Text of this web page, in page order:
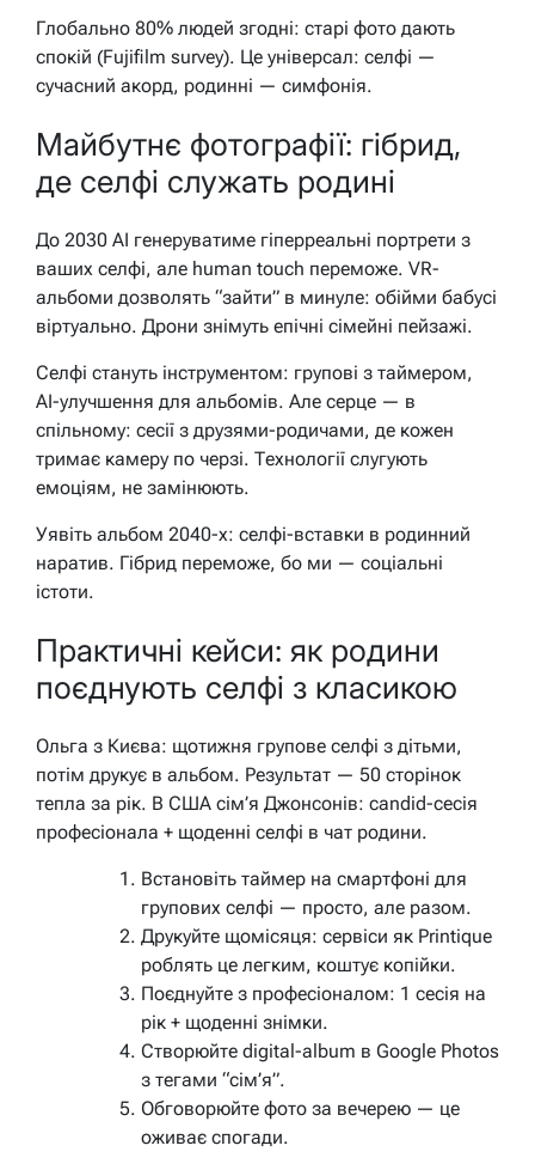
Глобально 80% людей згодні: старі фото дають
спокій (Fujifilm survey). Це універсал: селфі —
сучасний акорд, родинні — симфонія.
Майбутнє фотографії: гібрид,
де селфі служать родині
До 2030 AI генеруватиме гіперреальні портрети з
ваших селфі, але human touch переможе. VR-
альбоми дозволять “зайти” в минуле: обійми бабусі
віртуально. Дрони знімуть епічні сімейні пейзажі.
Селфі стануть інструментом: групові з таймером,
AI-улучшення для альбомів. Але серце — в
спільному: сесії з друзями-родичами, де кожен
тримає камеру по черзі. Технології слугують
емоціям, не замінюють.
Уявіть альбом 2040-х: селфі-вставки в родинний
наратив. Гібрид переможе, бо ми — соціальні
істоти.
Практичні кейси: як родини
поєднують селфі з класикою
Ольга з Києва: щотижня групове селфі з дітьми,
потім друкує в альбом. Результат — 50 сторінок
тепла за рік. В США сім’я Джонсонів: candid-сесія
професіонала + щоденні селфі в чат родини.
Встановіть таймер на смартфоні для
групових селфі — просто, але разом.
Друкуйте щомісяця: сервіси як Printique
роблять це легким, коштує копійки.
Поєднуйте з професіоналом: 1 сесія на
рік + щоденні знімки.
Створюйте digital-album в Google Photos
з тегами “сім’я”.
Обговорюйте фото за вечерею — це
оживає спогади.